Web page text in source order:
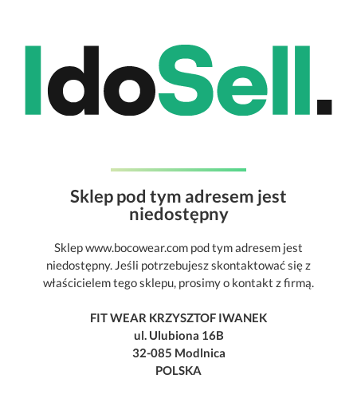
Sklep pod tym adresem jest
niedostępny
Sklep www.bocowear.com pod tym adresem jest
niedostępny. Jeśli potrzebujesz skontaktować się z
właścicielem tego sklepu, prosimy o kontakt z firmą.
FIT WEAR KRZYSZTOF IWANEK
ul. Ulubiona 16B
32-085 Modlnica
POLSKA